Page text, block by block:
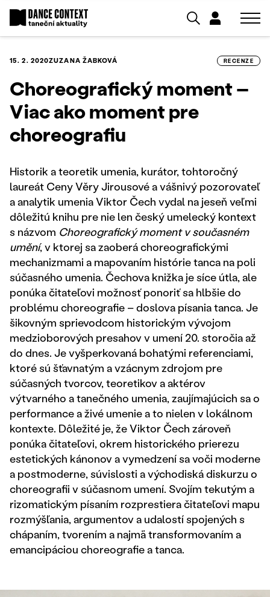
15. 2. 2020ZUZANA ŽABKOVÁ RECENZE
Choreografický moment –
Viac ako moment pre
choreografiu
Historik a teoretik umenia, kurátor, tohtoročný
laureát Ceny Věry Jirousové a vášnivý pozorovateľ
a analytik umenia Viktor Čech vydal na jeseň veľmi
dôležitú knihu pre nie len český umelecký kontext
s názvom Choreografický moment v současném
umění, v ktorej sa zaoberá choreografickými
mechanizmami a mapovaním histórie tanca na poli
súčasného umenia. Čechova knižka je síce útla, ale
ponúka čitateľovi možnosť ponoriť sa hlbšie do
problému choreografie – doslova písania tanca. Je
šikovným sprievodcom historickým vývojom
medzioborových presahov v umení 20. storočia až
do dnes. Je vyšperkovaná bohatými referenciami,
ktoré sú šťavnatým a vzácnym zdrojom pre
súčasných tvorcov, teoretikov a aktérov
výtvarného a tanečného umenia, zaujímajúcich sa o
performance a živé umenie a to nielen v lokálnom
kontexte. Dôležité je, že Viktor Čech zároveň
ponúka čitateľovi, okrem historického prierezu
estetických kánonov a vymedzení sa voči moderne
a postmoderne, súvislosti a východiská diskurzu o
choreografii v súčasnom umení. Svojím tekutým a
rizomatickým písaním rozprestiera čitateľovi mapu
rozmýšľania, argumentov a udalostí spojených s
chápaním, tvorením a najmä transformovaním a
emancipáciou choreografie a tanca.